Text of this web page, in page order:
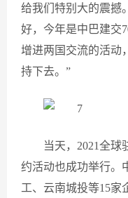
给我们特别大的震撼
好，今年是中巴建交
增进两国交流的活动
持下去。”
当天，2021全
约活动也成功举行。
工、云南城投等15家